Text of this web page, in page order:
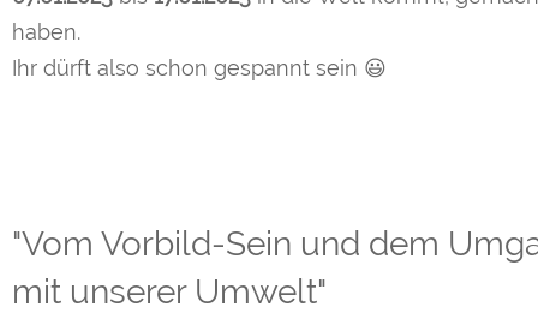
haben.
Ihr dürft also schon gespannt sein 😃
"Vom Vorbild-Sein und dem
mit unserer Umwelt"